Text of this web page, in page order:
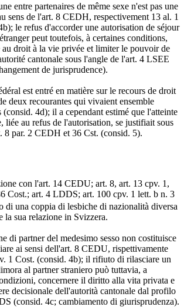
entre partenaires de même sexe n'est pas une
sens de l'art. 8 CEDH, respectivement 13 al. 1
le refus d'accorder une autorisation de séjour
peut toutefois, à certaines conditions,
au droit à la vie privée et limiter le pouvoir de
cantonale sous l'angle de l'art. 4 LSEE
de jurisprudence).
est entré en matière sur le recours de droit
deux recourantes qui vivaient ensemble
(consid. 4d); il a cependant estimé que l'atteinte
liée au refus de l'autorisation, se justifiait sous
8 par. 2 CEDH et 36 Cst. (consid. 5).
con l'art. 14 CEDU; art. 8, art. 13 cpv. 1,
Cost.; art. 4 LDDS; art. 100 cpv. 1 lett. b n. 3
di una coppia di lesbiche di nazionalità diversa
la sua relazione in Svizzera.
di partner del medesimo sesso non costituisce
ai sensi dell'art. 8 CEDU, rispettivamente
1 Cost. (consid. 4b); il rifiuto di rilasciare un
al partner straniero può tuttavia, a
concernere il diritto alla vita privata e
decisionale dell'autorità cantonale dal profilo
(consid. 4c; cambiamento di giurisprudenza).